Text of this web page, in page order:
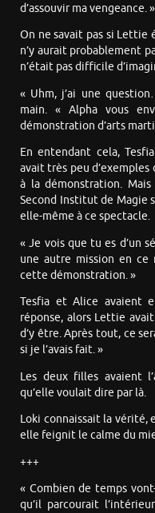
d’assouvir ma vengeance. »
On ne savait pas si Lettie
n’y aurait probablement
n’était pas difficile
« Uhm, j’ai une
main. « Alpha vous
démonstration d’arts
En entendant cela,
avait très peu
à la démonstration.
Second Institut de Magie
elle-même à ce spectacle.
« Je vois que tu es d’un
une autre mission en ce
cette démonstration. »
Tesfia et Alice avaient
réponse, alors Lettie
d’y être. Après tout, ce
si je l’avais fait. »
Les deux filles avaient
qu’elle voulait dire par là.
Loki connaissait la vérité,
elle feignit le calme du
+++
« Combien de temps
qu’il parcourait